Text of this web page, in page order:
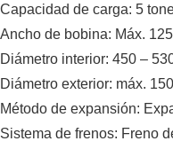
Capacidad de carga: 5
Ancho de bobina: Máx.
Diámetro interior: 450 –
Diámetro exterior: máx.
Método de expansión:
Sistema de frenos: Freno